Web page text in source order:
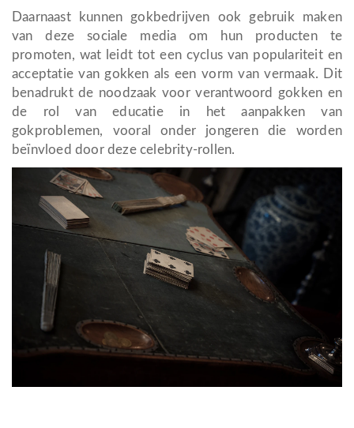
Daarnaast kunnen gokbedrijven ook gebruik maken
van deze sociale media om hun producten te
promoten, wat leidt tot een cyclus van populariteit en
acceptatie van gokken als een vorm van vermaak. Dit
benadrukt de noodzaak voor verantwoord gokken en
de rol van educatie in het aanpakken van
gokproblemen, vooral onder jongeren die worden
beïnvloed door deze celebrity-rollen.